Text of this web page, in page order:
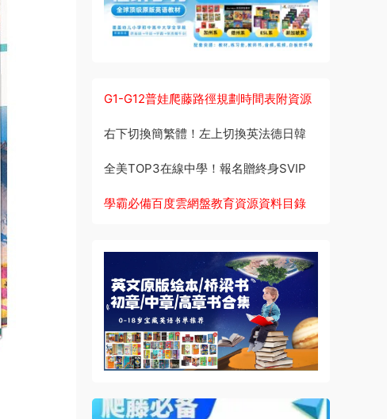
G1-G12普娃爬藤路徑規劃時間表附資源
右下切換簡繁體！左上切換英法德日韓
全美TOP3在線中學！報名贈終身SVIP
學霸必備百度雲網盤教育資源資料目錄